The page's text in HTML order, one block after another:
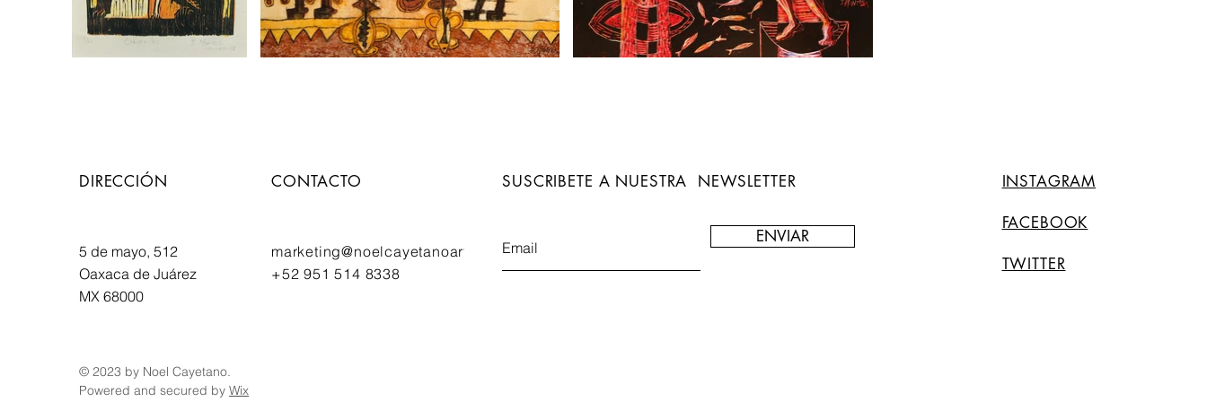
DIRECCIÓN CONTACTO
5 de mayo, 512
Oaxaca de Juárez
MX 68000
marketing@noelcayetanoart.com
+52 951 514 8338
© 2023 by Noel Cayetano.
Powered and secured by Wix
SUSCRIBETE A NUESTRA NEWSLETTER
ENVIAR
INSTAGRAM
FACEBOOK
TWITTER